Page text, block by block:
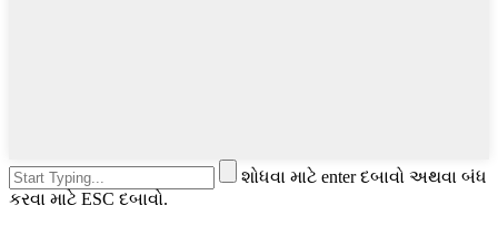
શોધવા માટે enter દબાવો અથવા બંધ
કરવા માટે ESC દબાવો.